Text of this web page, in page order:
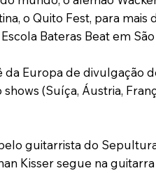
o Quito Fest, para
Bateras Beat em
da Europa de divulgação
(Suíça, Áustria,
guitarrista do
Kisser segue na